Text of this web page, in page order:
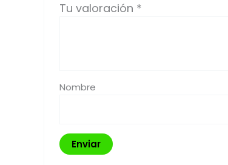
Tu valoración *
Nombre